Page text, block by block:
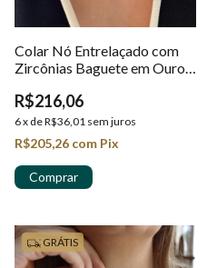
Colar Nó Entrelaçado com
Zircônias Baguete em Ouro
R$216,06
6x deR$36,01 sem juros
R$205,26 com Pix
GRÁTIS